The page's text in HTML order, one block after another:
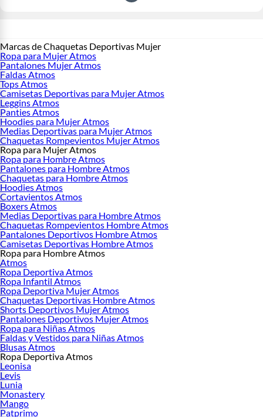
Marcas de Chaquetas Deportivas Mujer
Ropa para Mujer Atmos
Pantalones Mujer Atmos
Faldas Atmos
Tops Atmos
Camisetas Deportivas para Mujer Atmos
Leggins Atmos
Panties Atmos
Hoodies para Mujer Atmos
Medias Deportivas para Mujer Atmos
Chaquetas Rompevientos Mujer Atmos
Ropa para Mujer Atmos
Ropa para Hombre Atmos
Pantalones para Hombre Atmos
Chaquetas para Hombre Atmos
Hoodies Atmos
Cortavientos Atmos
Boxers Atmos
Medias Deportivas para Hombre Atmos
Chaquetas Rompevientos Hombre Atmos
Pantalones Deportivos Hombre Atmos
Camisetas Deportivas Hombre Atmos
Ropa para Hombre Atmos
Atmos
Ropa Deportiva Atmos
Ropa Infantil Atmos
Ropa Deportiva Mujer Atmos
Chaquetas Deportivas Hombre Atmos
Shorts Deportivos Mujer Atmos
Pantalones Deportivos Mujer Atmos
Ropa para Niñas Atmos
Faldas y Vestidos para Niñas Atmos
Blusas Atmos
Ropa Deportiva Atmos
Leonisa
Levis
Lunia
Monastery
Mango
Patprimo